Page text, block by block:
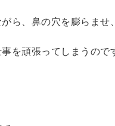
ら、鼻の穴を膨らませ、
を頑張ってしまうので